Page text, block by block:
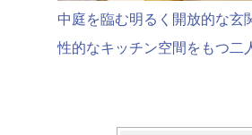
中庭を臨む明るく開放的な玄
性的なキッチン空間をもつ二